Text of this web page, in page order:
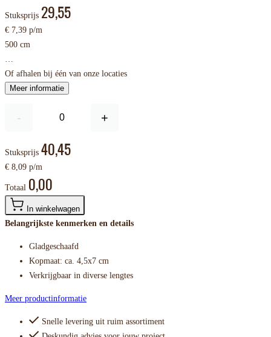
Stuksprijs 29,55
€ 7,39 p/m
500 cm
…
Of afhalen bij één van onze locaties
Meer informatie
- +
Stuksprijs 40,45
€ 8,09 p/m
Totaal 0,00
In winkelwagen
Belangrijkste kenmerken en details
Gladgeschaafd
Kopmaat: ca. 4,5x7 cm
Verkrijgbaar in diverse lengtes
Meer productinformatie
Snelle levering uit ruim assortiment